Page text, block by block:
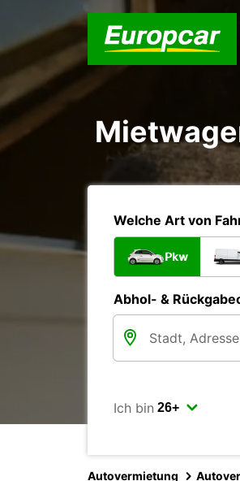
Welche Art von
Pkw
Abhol- &
Ich bin
Autovermietung